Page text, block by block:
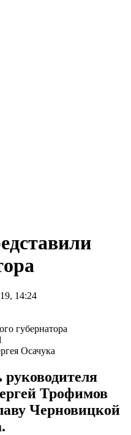
14:24
Осачука
Трофимов
Черновицкой